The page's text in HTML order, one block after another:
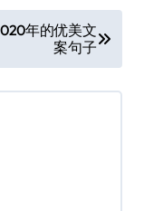
年的优美文
案句子